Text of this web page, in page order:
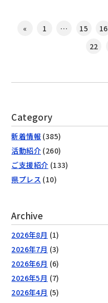
« 1 … 15 16
22
Category
新着情報 (385)
活動紹介 (260)
ご支援紹介 (133)
県プレス (10)
Archive
2026年8月 (1)
2026年7月 (3)
2026年6月 (6)
2026年5月 (7)
2026年4月 (5)